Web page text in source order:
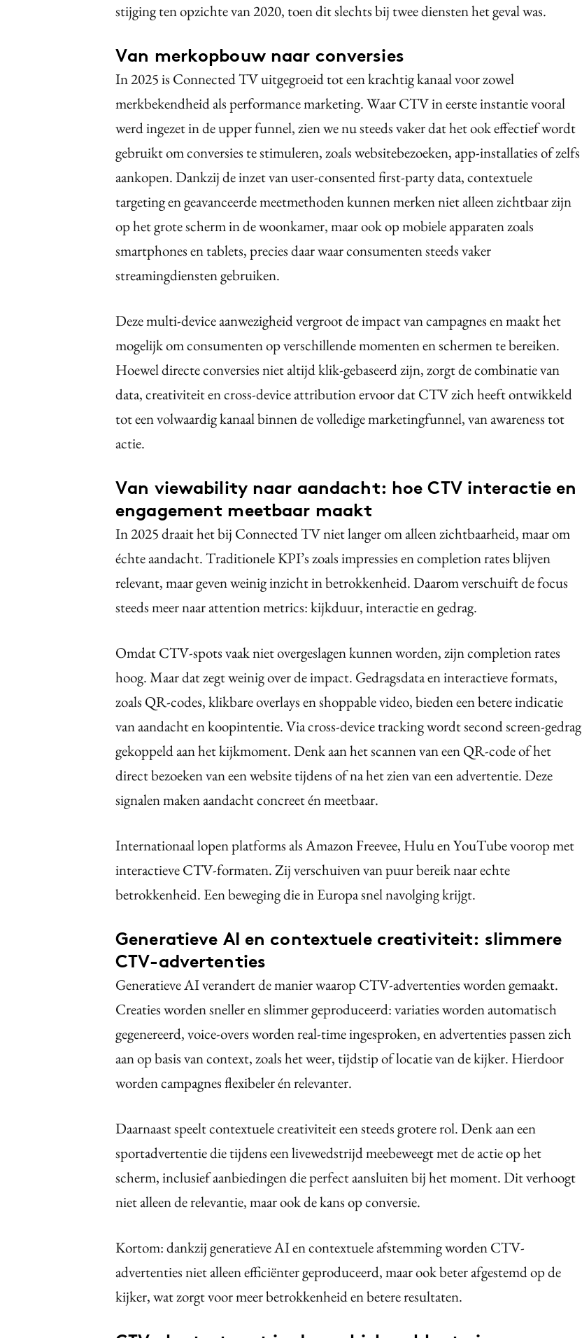
stijging ten opzichte van 2020, toen dit slechts bij twee diensten het geval was.
Van merkopbouw naar conversies
In 2025 is Connected TV uitgegroeid tot een krachtig kanaal voor zowel
merkbekendheid als performance marketing. Waar CTV in eerste instantie vooral
werd ingezet in de upper funnel, zien we nu steeds vaker dat het ook effectief wordt
gebruikt om conversies te stimuleren, zoals websitebezoeken, app-installaties of zelfs
aankopen. Dankzij de inzet van user-consented first-party data, contextuele
targeting en geavanceerde meetmethoden kunnen merken niet alleen zichtbaar zijn
op het grote scherm in de woonkamer, maar ook op mobiele apparaten zoals
smartphones en tablets, precies daar waar consumenten steeds vaker
streamingdiensten gebruiken.
Deze multi-device aanwezigheid vergroot de impact van campagnes en maakt het
mogelijk om consumenten op verschillende momenten en schermen te bereiken.
Hoewel directe conversies niet altijd klik-gebaseerd zijn, zorgt de combinatie van
data, creativiteit en cross-device attribution ervoor dat CTV zich heeft ontwikkeld
tot een volwaardig kanaal binnen de volledige marketingfunnel, van awareness tot
actie.
Van viewability naar aandacht: hoe CTV interactie en
engagement meetbaar maakt
In 2025 draait het bij Connected TV niet langer om alleen zichtbaarheid, maar om
échte aandacht. Traditionele KPI’s zoals impressies en completion rates blijven
relevant, maar geven weinig inzicht in betrokkenheid. Daarom verschuift de focus
steeds meer naar attention metrics: kijkduur, interactie en gedrag.
Omdat CTV-spots vaak niet overgeslagen kunnen worden, zijn completion rates
hoog. Maar dat zegt weinig over de impact. Gedragsdata en interactieve formats,
zoals QR-codes, klikbare overlays en shoppable video, bieden een betere indicatie
van aandacht en koopintentie. Via cross-device tracking wordt second screen-gedrag
gekoppeld aan het kijkmoment. Denk aan het scannen van een QR-code of het
direct bezoeken van een website tijdens of na het zien van een advertentie. Deze
signalen maken aandacht concreet én meetbaar.
Internationaal lopen platforms als Amazon Freevee, Hulu en YouTube voorop met
interactieve CTV-formaten. Zij verschuiven van puur bereik naar echte
betrokkenheid. Een beweging die in Europa snel navolging krijgt.
Generatieve AI en contextuele creativiteit: slimmere
CTV-advertenties
Generatieve AI verandert de manier waarop CTV-advertenties worden gemaakt.
Creaties worden sneller en slimmer geproduceerd: variaties worden automatisch
gegenereerd, voice-overs worden real-time ingesproken, en advertenties passen zich
aan op basis van context, zoals het weer, tijdstip of locatie van de kijker. Hierdoor
worden campagnes flexibeler én relevanter.
Daarnaast speelt contextuele creativiteit een steeds grotere rol. Denk aan een
sportadvertentie die tijdens een livewedstrijd meebeweegt met de actie op het
scherm, inclusief aanbiedingen die perfect aansluiten bij het moment. Dit verhoogt
niet alleen de relevantie, maar ook de kans op conversie.
Kortom: dankzij generatieve AI en contextuele afstemming worden CTV-
advertenties niet alleen efficiënter geproduceerd, maar ook beter afgestemd op de
kijker, wat zorgt voor meer betrokkenheid en betere resultaten.